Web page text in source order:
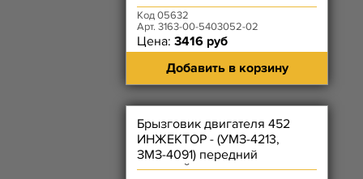
Код 05632
Арт. 3163-00-5403052-02
Цена: 3416 руб
Добавить в корзину
Брызговик двигателя 452
ИНЖЕКТОР - (УМЗ-4213,
ЗМЗ-4091) передний
(КРИВОЙ) - с шумоизоляцией